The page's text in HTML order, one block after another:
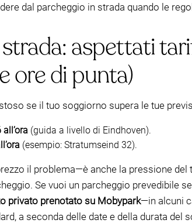
dal parcheggio in strada quando le
aspettati
ore di punta)
se il tuo soggiorno supera le tue
(guida a livello di Eindhoven).
(esempio: Stratumseind 32).
il problema—è anche la pressione
Se vuoi un parcheggio prevedibile
privato prenotato su Mobypark—in alcuni
a seconda delle date e della durata del